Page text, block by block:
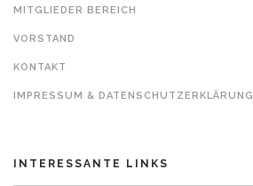
MITGLIEDER BEREICH
VORSTAND
KONTAKT
IMPRESSUM & DATENSCHUTZERKLÄRUNG
INTERESSANTE LINKS